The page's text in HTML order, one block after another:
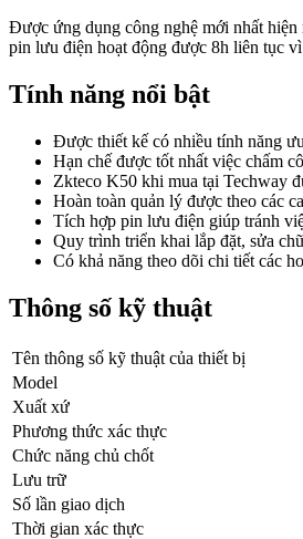
Được ứng dụng công nghệ mới nhất
pin lưu điện hoạt động được 8h liên tục
Tính năng nổi bật
Được thiết kế có nhiều tính năng
Hạn chế được tốt nhất việc chấm
Zkteco K50 khi mua tại Techway
Hoàn toàn quản lý được theo các
Tích hợp pin lưu điện giúp tránh
Quy trình triển khai lắp đặt, sửa
Có khả năng theo dõi chi tiết các
Thông số kỹ thuật
Tên thông số kỹ thuật của thiết bị
Model
Xuất xứ
Phương thức xác thực
Chức năng chủ chốt
Lưu trữ
Số lần giao dịch
Thời gian xác thực